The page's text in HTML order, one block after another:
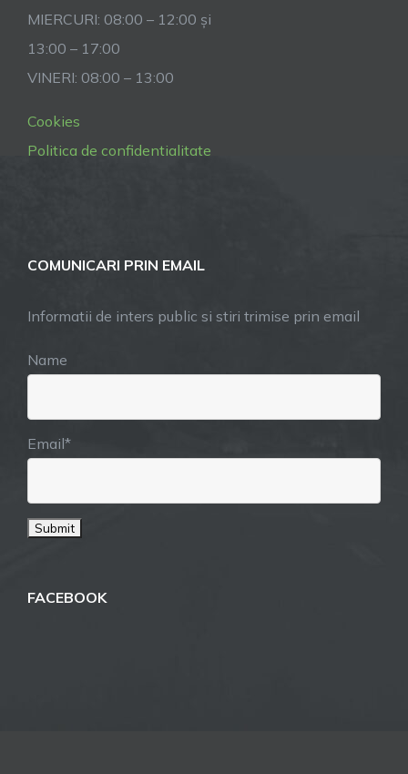
MIERCURI: 08:00 – 12:00 și
13:00 – 17:00
VINERI: 08:00 – 13:00
Cookies
Politica de confidentialitate
COMUNICARI PRIN EMAIL
Informatii de inters public si stiri trimise prin email
Name
Email*
FACEBOOK